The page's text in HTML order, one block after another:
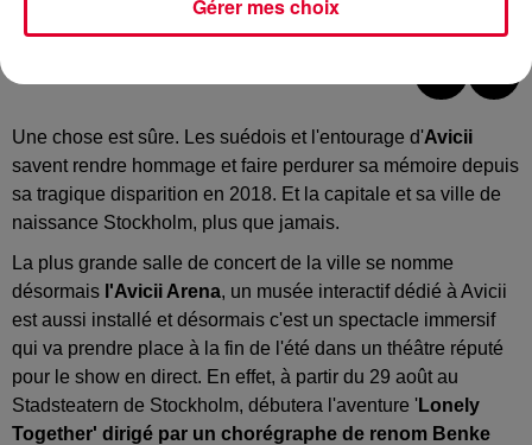
Crédit : Facebook officiel Kulturhuset Stadsteatern
Une chose est sûre. Les suédois et l'entourage d'Avicii
savent rendre hommage et faire perdurer sa mémoire depuis
sa tragique disparition en 2018. Et la capitale et sa ville de
naissance Stockholm, plus que jamais.
La plus grande salle de concert de la ville se nomme
désormais l'Avicii Arena, un musée interactif dédié à Avicii
est aussi installé et désormais c'est un spectacle immersif
qui va prendre place à la fin de l'été dans un théâtre réputé
pour le show en direct. En effet, à partir du 29 août au
Stadsteatern de Stockholm, débutera l'aventure 'Lonely
Together' dirigé par un chorégraphe de renom Benke
Gérer mes choix